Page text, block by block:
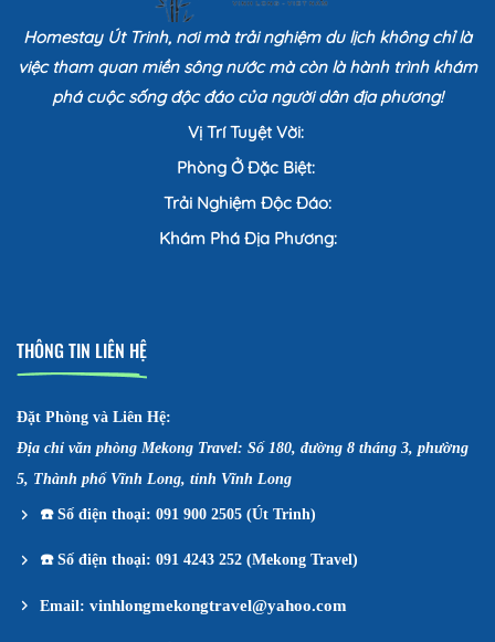
Homestay Út Trinh, nơi mà trải nghiệm du lịch không chỉ là
việc tham quan miền sông nước mà còn là hành trình khám
phá cuộc sống độc đáo của người dân địa phương!
Vị Trí Tuyệt Vời:
Phòng Ở Đặc Biệt:
Trải Nghiệm Độc Đáo:
Khám Phá Địa Phương:
THÔNG TIN LIÊN HỆ
Đặt Phòng và Liên Hệ:
Địa chỉ văn phòng Mekong Travel: Số 180, đường 8 tháng 3, phường
5, Thành phố Vĩnh Long, tỉnh Vĩnh Long
☎️Số điện thoại: 091 900 2505 (Út Trinh)
☎️Số điện thoại: 091 4243 252 (Mekong Travel)
Email: vinhlongmekongtravel@yahoo.com